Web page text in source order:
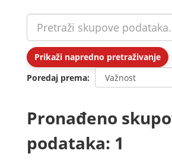
Prikaži napredno pretraživanje
Poredaj prema
Pronađeno
podataka: 1